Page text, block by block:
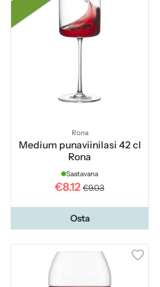
Rona
Medium punaviinilasi 42 cl
Rona
Saatavana
€8.12 €9.03
Osta